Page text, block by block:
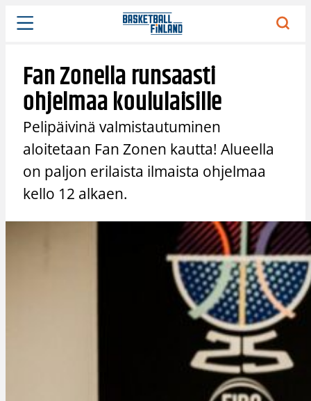
Siirry
sisältöön
Fan Zonella runsaasti
ohjelmaa koululaisille
Pelipäivinä valmistautuminen
aloitetaan Fan Zonen kautta! Alueella
on paljon erilaista ilmaista ohjelmaa
kello 12 alkaen.